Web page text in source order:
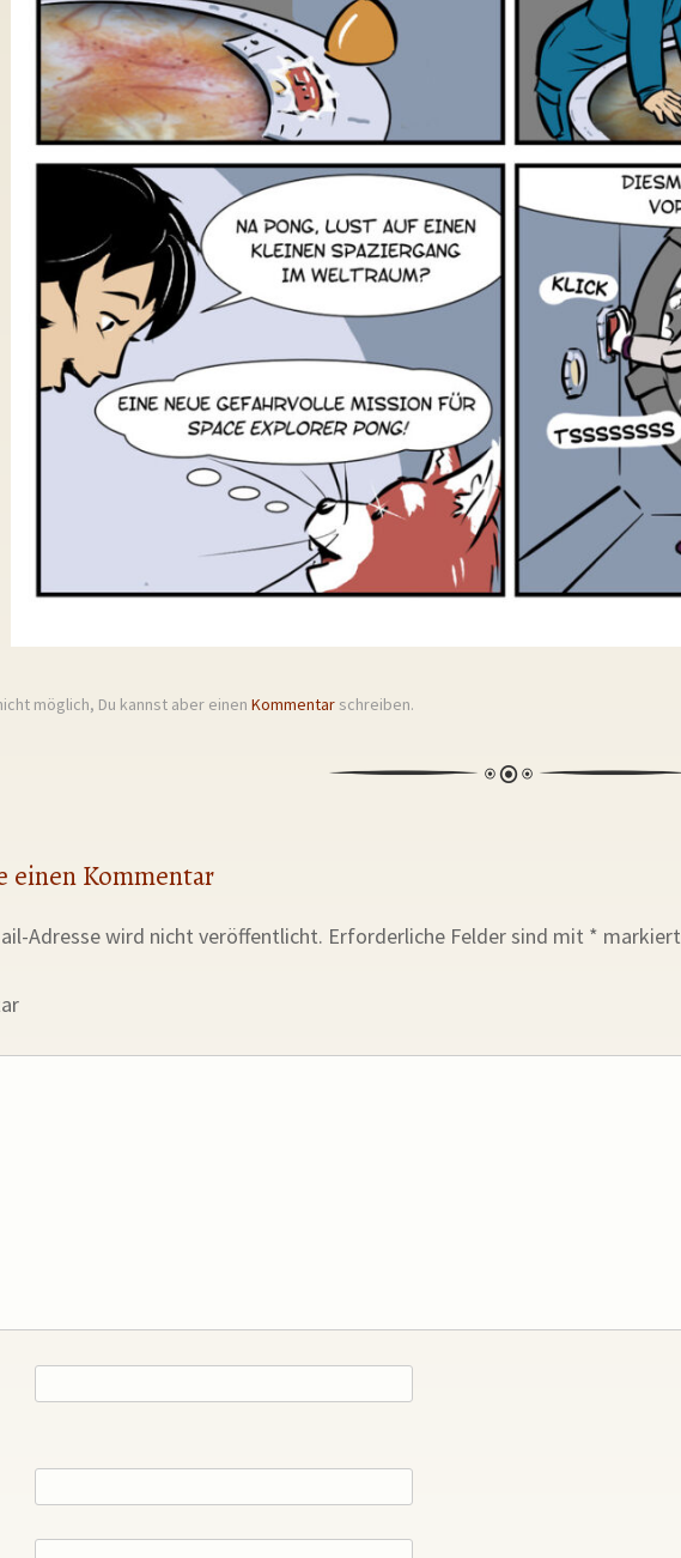
möglich, Du kannst aber einen Kommentar schreiben.
einen Kommentar
Adresse wird nicht veröffentlicht. Erforderliche Felder sind mit * markiert